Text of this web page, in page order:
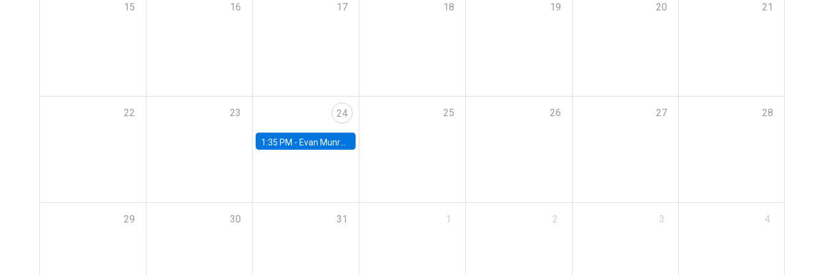
15 16 17 18 19 20 21
22 23 24
1:35 PM - Evan Munro, Neyman Visiting Assistant Professor in the Department of Statistics at UC Berkeley
25 26 27 28
29 30 31 1 2 3 4